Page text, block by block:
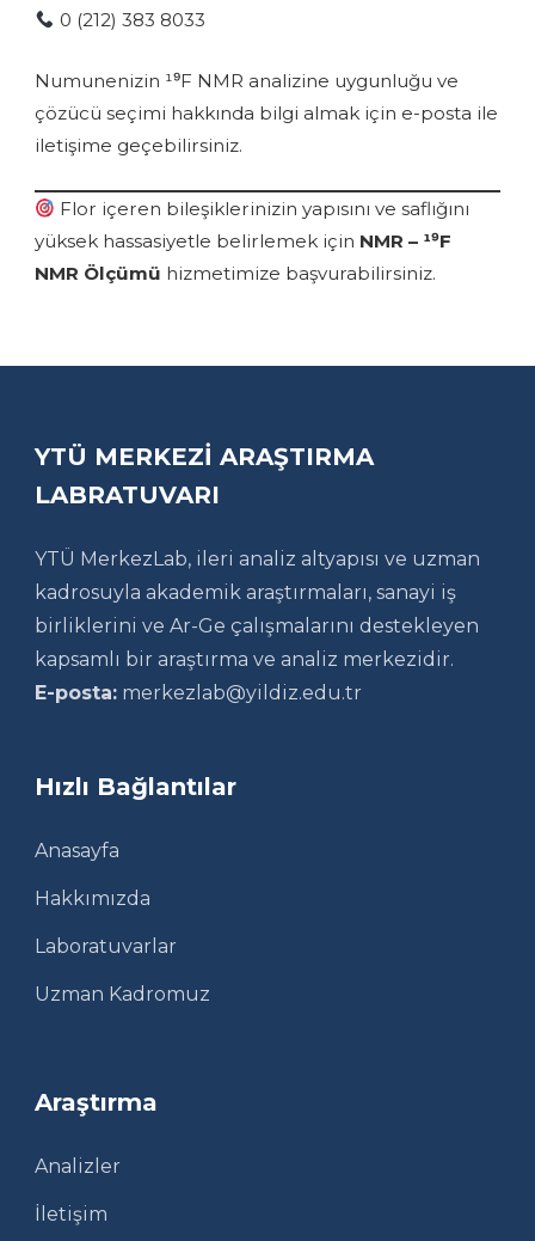
0 (212) 383 8033
Numunenizin ¹⁹F NMR analizine uygunluğu ve
çözücü seçimi hakkında bilgi almak için e-posta ile
iletişime geçebilirsiniz.
Flor içeren bileşiklerinizin yapısını ve saflığını
yüksek hassasiyetle belirlemek için NMR – ¹⁹F
NMR Ölçümü hizmetimize başvurabilirsiniz.
YTÜ MERKEZİ ARAŞTIRMA
LABRATUVARI
YTÜ MerkezLab, ileri analiz altyapısı ve uzman
kadrosuyla akademik araştırmaları, sanayi iş
birliklerini ve Ar-Ge çalışmalarını destekleyen
kapsamlı bir araştırma ve analiz merkezidir.
E-posta: merkezlab@yildiz.edu.tr
Hızlı Bağlantılar
Anasayfa
Hakkımızda
Laboratuvarlar
Uzman Kadromuz
Araştırma
Analizler
İletişim